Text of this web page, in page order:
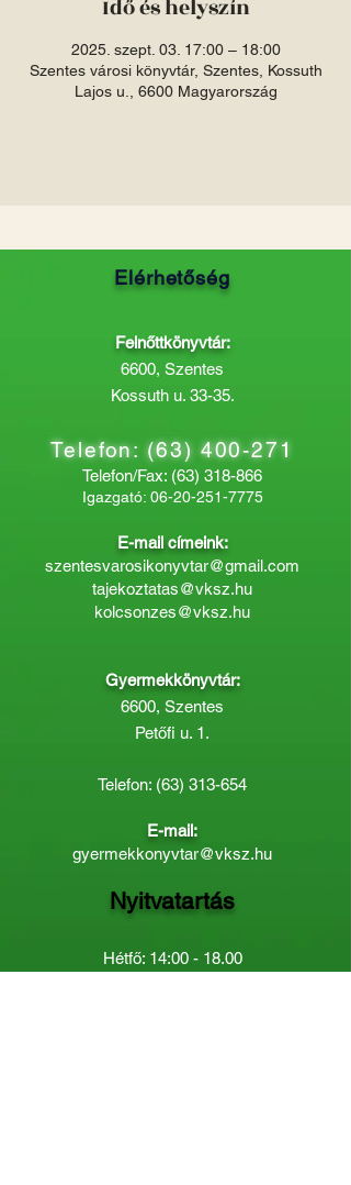
Idő és helyszín
2025. szept. 03. 17:00 – 18:00
Szentes városi könyvtár, Szentes, Kossuth
Lajos u., 6600 Magyarország
Elérhetőség
Felnőttkönyvtár:
6600, Szentes
Kossuth u. 33-35.
Telefon:(63) 400-271
Telefon/Fax: (63) 318-866
Igazgató: 06-20-251-7775
E-mail címeink:
szentesvarosikonyvtar@gmail.com
tajekoztatas@vksz.hu
kolcsonzes@vksz.hu
Gyermekkönyvtár:
6600, Szentes
Petőfi u. 1.
Telefon: (63) 313-654
E-mail:
gyermekkonyvtar@vksz.hu
Nyitvatartás
Hétfő: 14:00 - 18.00